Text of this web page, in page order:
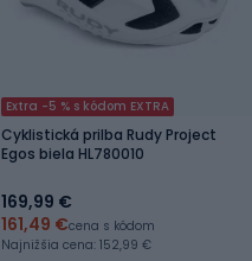
Extra -5 % s kódom EXTRA
Cyklistická prilba Rudy Project
Egos biela HL780010
169,99 €
161,49 €cena s kódom
Najnižšia cena: 152,99 €